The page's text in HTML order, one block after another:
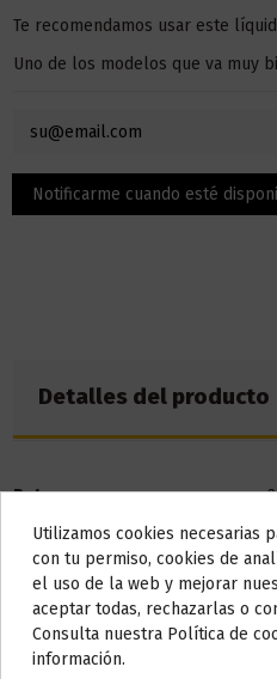
Te recomendamos usar este
Uno de los modelos que va muy
Detalles del producto
Bote
Base
Joes Juice
Referencia 000932
ean13 9116498191807
AVISO
Nos
Todos los pedidos realizados
Utilizamos cookies necesarias
con tu permiso, cookies de
el uso de la web y mejorar
aceptar todas, rechazarlas o
Consulta nuestra Política de
información.